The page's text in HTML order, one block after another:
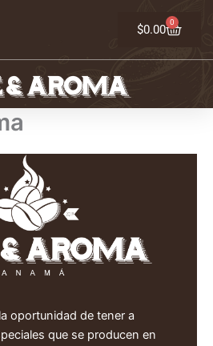
$0.00 0
Carrito
oportunidad de tener a
que se producen en